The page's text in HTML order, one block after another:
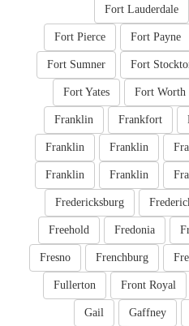
Fort Lauderdale
Fort Payne
Fort Pierce
Fort
Fort Sumner
Fort Worth
Fort Yates
Frankfort
Franklin
Franklin
Franklin
Franklin
Franklin
Fredericksburg
Fredonia
Freehold
Frenchburg
Fresno
Front Royal
Fullerton
Gaffney
Gail